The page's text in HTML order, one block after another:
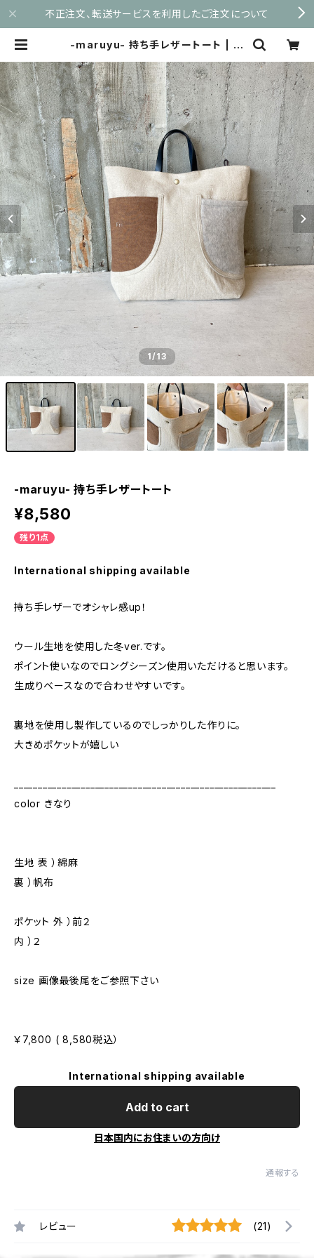
不正注文、転送サービスを利用したご注文について
-maruyu- 持ち手レザートート | m
1/13
-maruyu- 持ち手レザートート
¥8,580
残り1点
International shipping available
持ち手レザーでオシャレ感up！
ウール生地を使用した冬ver.です。
ポイント使いなのでロングシーズン使用いただけると思います。
生成りベースなので合わせやすいです。
裏地を使用し製作しているのでしっかりした作りに。
大きめポケットが嬉しい
color きなり
生地 表 ）綿麻
裏 ）帆布
ポケット 外 ）前２
内 ）２
size 画像最後尾をご参照下さい
￥7,800 ( 8,580税込）
International shipping available
Add to cart
日本国内にお住まいの方向け
通報する
レビュー (21)